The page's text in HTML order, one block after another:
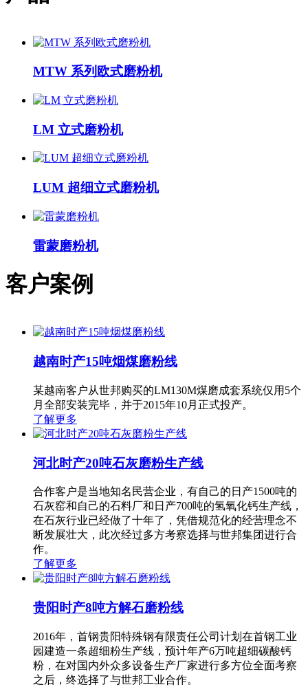
MTW 系列欧式磨粉机
LM 立式磨粉机
LUM 超细立式磨粉机
雷蒙磨粉机
客户案例
越南时产15吨烟煤磨粉线
某越南客户从世邦购买的LM130M煤磨成套系统仅用5个
月全部安装完毕，并于2015年10月正式投产。
了解更多
河北时产20吨石灰磨粉生产线
合作客户是当地知名民营企业，有自己的日产1500吨的
石灰窑和自己的石料厂和日产700吨的氢氧化钙生产线，
在石灰行业已经做了十年了，凭借规范化的经营理念不
断发展壮大，此次经过多方考察选择与世邦集团进行合
作。
了解更多
贵阳时产8吨方解石磨粉线
2016年，首钢贵阳特殊钢有限责任公司计划在首钢工业
园建造一条超细粉生产线，预计年产6万吨超细碳酸钙
粉，在对国内外众多设备生产厂家进行多方位全面考察
之后，终选择了与世邦工业合作。